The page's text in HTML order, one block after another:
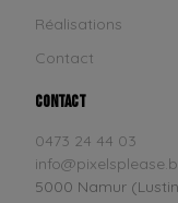
Réalisations
Contact
Contact
0473 24 44 03
5000 Namur